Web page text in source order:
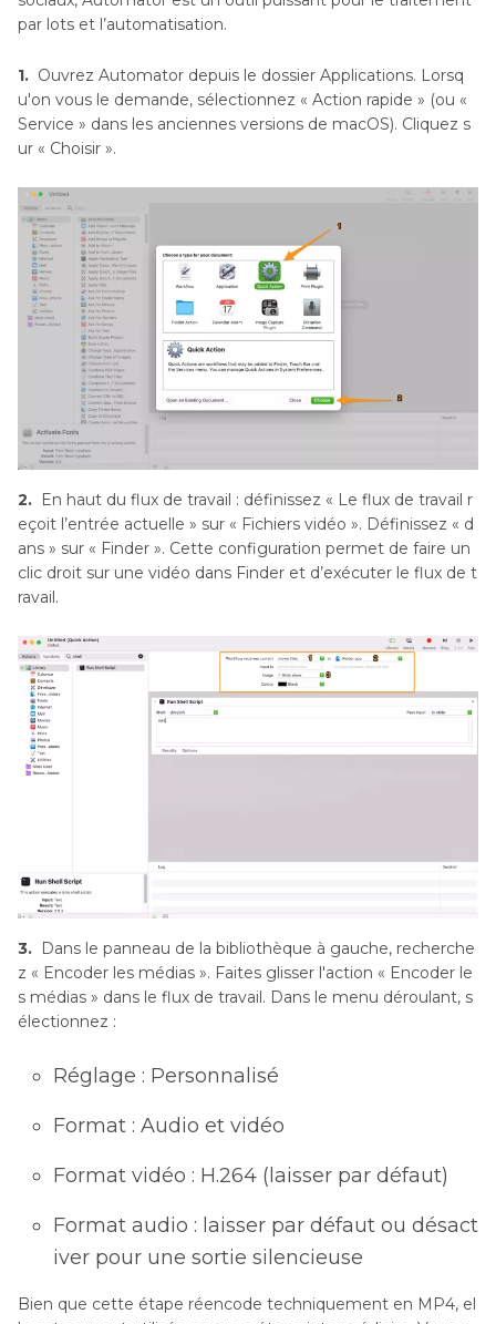
par lots et l’automatisation.
1. Ouvrez Automator depuis le dossier Applications. Lorsq
u'on vous le demande, sélectionnez « Action rapide » (ou «
Service » dans les anciennes versions de macOS). Cliquez s
ur « Choisir ».
2. En haut du flux de travail : définissez « Le flux de travail r
eçoit l’entrée actuelle » sur « Fichiers vidéo ». Définissez « d
ans » sur « Finder ». Cette configuration permet de faire un
clic droit sur une vidéo dans Finder et d’exécuter le flux de t
ravail.
3.
Dans le panneau de la bibliothèque à gauche, recherche
z « Encoder les médias ». Faites glisser l'action « Encoder le
s médias » dans le flux de travail. Dans le menu déroulant, s
électionnez :
Réglage : Personnalisé
Format : Audio et vidéo
Format vidéo : H.264 (laisser par défaut)
Format audio : laisser par défaut ou désact
iver pour une sortie silencieuse
Bien que cette étape réencode techniquement en MP4, el